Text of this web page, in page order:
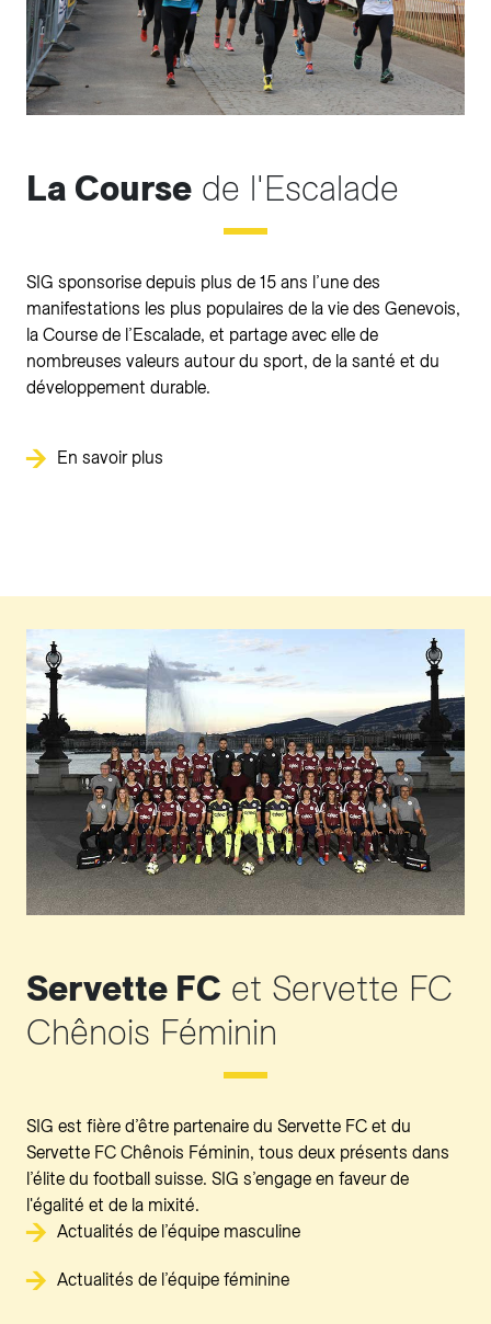
La Course de l'Escalade
SIG sponsorise depuis plus de 15 ans l’une des
manifestations les plus populaires de la vie des Genevois,
la Course de l’Escalade, et partage avec elle de
nombreuses valeurs autour du sport, de la santé et du
développement durable.
En savoir plus
Servette FC et Servette FC
Chênois Féminin
SIG est fière d’être partenaire du Servette FC et du
Servette FC Chênois Féminin, tous deux présents dans
l’élite du football suisse. SIG s’engage en faveur de
l'égalité et de la mixité.
Actualités de l’équipe masculine
Actualités de l’équipe féminine